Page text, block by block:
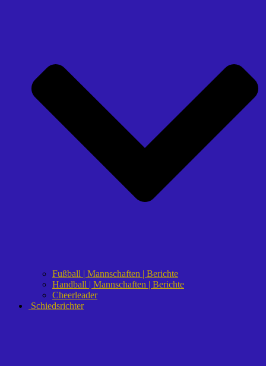
Fußball | Mannschaften | Berichte
Handball | Mannschaften | Berichte
Cheerleader
Schiedsrichter